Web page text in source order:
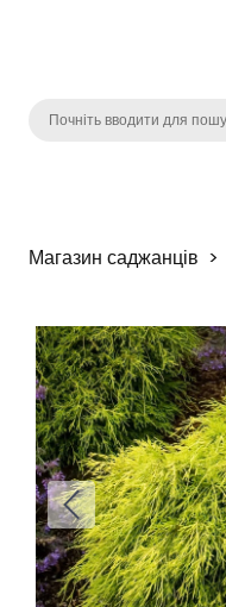
Магазин саджанців